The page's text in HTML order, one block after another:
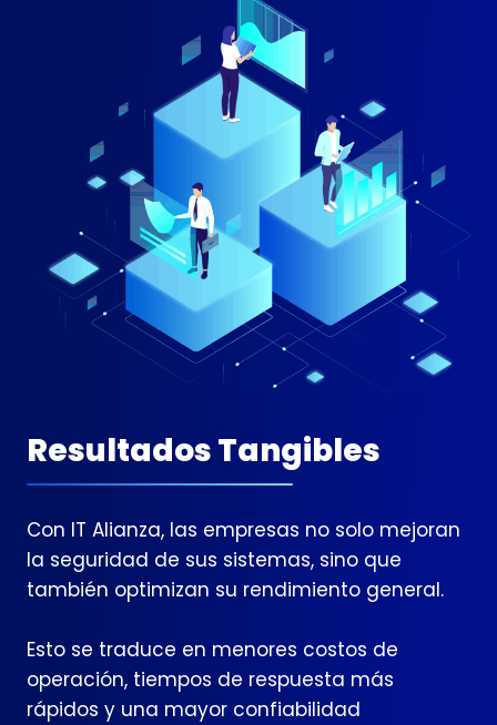
Resultados Tangibles
Con IT Alianza, las empresas no solo mejoran
la seguridad de sus sistemas, sino que
también optimizan su rendimiento general.
Esto se traduce en menores costos de
operación, tiempos de respuesta más
rápidos y una mayor confiabilidad